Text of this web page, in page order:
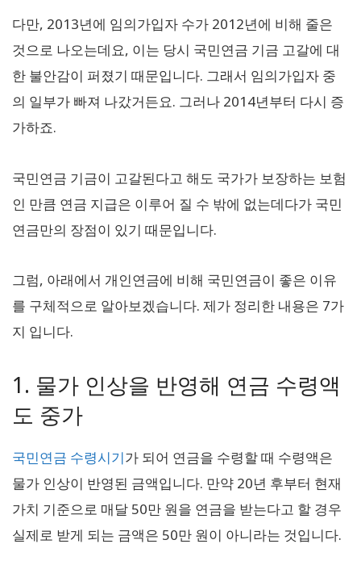
다만, 2013년에 임의가입자 수가 2012년에 비해 줄은
것으로 나오는데요, 이는 당시 국민연금 기금 고갈에 대
한 불안감이 퍼졌기 때문입니다. 그래서 임의가입자 중
의 일부가 빠져 나갔거든요. 그러나 2014년부터 다시 증
가하죠.
국민연금 기금이 고갈된다고 해도 국가가 보장하는 보험
인 만큼 연금 지급은 이루어 질 수 밖에 없는데다가 국민
연금만의 장점이 있기 때문입니다.
그럼, 아래에서 개인연금에 비해 국민연금이 좋은 이유
를 구체적으로 알아보겠습니다. 제가 정리한 내용은 7가
지 입니다.
1. 물가 인상을 반영해 연금 수령액
도 중가
국민연금 수령시기가 되어 연금을 수령할 때 수령액은
물가 인상이 반영된 금액입니다. 만약 20년 후부터 현재
가치 기준으로 매달 50만 원을 연금을 받는다고 할 경우
실제로 받게 되는 금액은 50만 원이 아니라는 것입니다.